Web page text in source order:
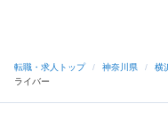
転職・求人トップ / 神奈川県 / 横
ライバー